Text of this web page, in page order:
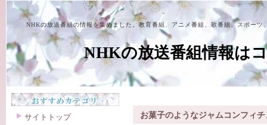
NHKの放送番組の情報を集めました。教育番組、アニメ番組、歌番組、スポー
NHKの放送番組情報は
お菓子のようなジャムコンフィ
サイトトップ